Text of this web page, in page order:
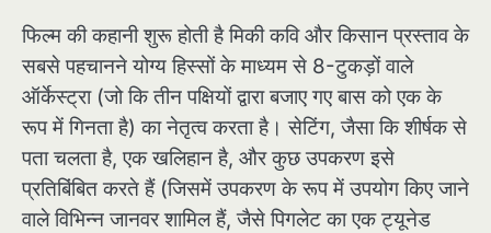
फिल्म की कहानी शुरू होती है मिकी कवि और किसान प्रस्ताव के
सबसे पहचानने योग्य हिस्सों के माध्यम से 8-टुकड़ों वाले
ऑर्केस्ट्रा (जो कि तीन पक्षियों द्वारा बजाए गए बास को एक के
रूप में गिनता है) का नेतृत्व करता है। सेटिंग, जैसा कि शीर्षक से
पता चलता है, एक खलिहान है, और कुछ उपकरण इसे
प्रतिबिंबित करते हैं (जिसमें उपकरण के रूप में उपयोग किए जाने
वाले विभिन्न जानवर शामिल हैं, जैसे पिगलेट का एक ट्यूनेड